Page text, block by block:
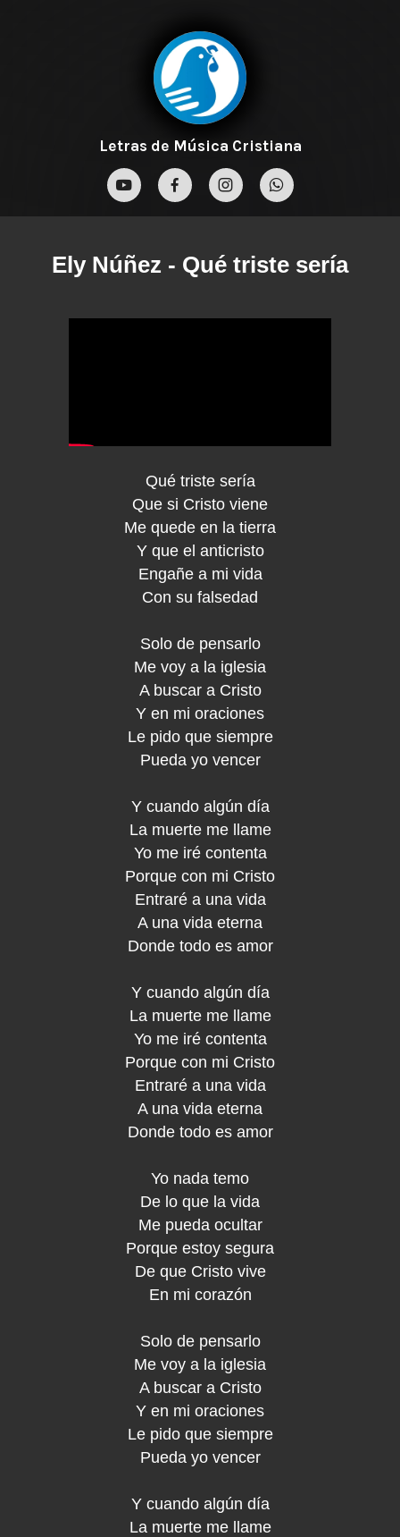
Letras de Música Cristiana
Ely Núñez - Qué triste sería
Qué triste sería
Que si Cristo viene
Me quede en la tierra
Y que el anticristo
Engañe a mi vida
Con su falsedad
Solo de pensarlo
Me voy a la iglesia
A buscar a Cristo
Y en mi oraciones
Le pido que siempre
Pueda yo vencer
Y cuando algún día
La muerte me llame
Yo me iré contenta
Porque con mi Cristo
Entraré a una vida
A una vida eterna
Donde todo es amor
Y cuando algún día
La muerte me llame
Yo me iré contenta
Porque con mi Cristo
Entraré a una vida
A una vida eterna
Donde todo es amor
Yo nada temo
De lo que la vida
Me pueda ocultar
Porque estoy segura
De que Cristo vive
En mi corazón
Solo de pensarlo
Me voy a la iglesia
A buscar a Cristo
Y en mi oraciones
Le pido que siempre
Pueda yo vencer
Y cuando algún día
La muerte me llame